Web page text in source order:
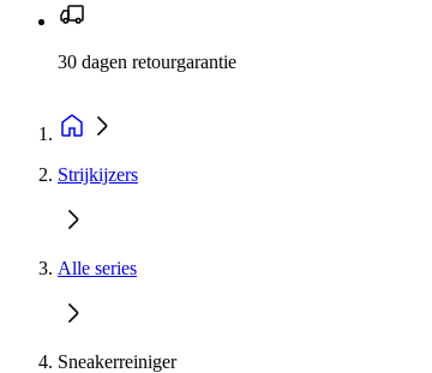
30 dagen retourgarantie
Strijkijzers
Alle series
Sneakerreiniger